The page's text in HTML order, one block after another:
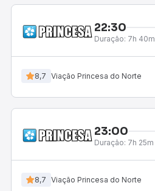
22:30
Duração: 7h 40m
8,7 Viação Princesa do Norte
23:00
Duração: 7h 25m
8,7 Viação Princesa do Norte